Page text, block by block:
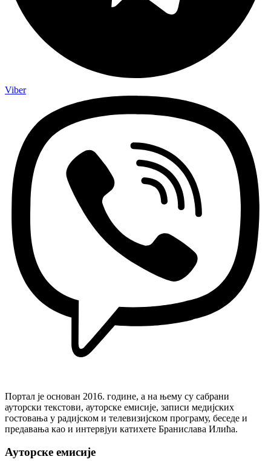
Viber
Портал је основан 2016. године, а на њему су сабрани
ауторски текстови, ауторске емисије, записи медијских
гостовања у радијском и телевизијском програму, беседе и
предавања као и интервјуи катихете Бранислава Илића.
Ауторске емисије